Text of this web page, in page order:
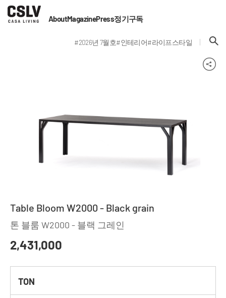
AboutMagazinePress정기구독
#2026년 7월호#인테리어#라이프스타일
Table Bloom W2000 - Black grain
톤 블룸 W2000 - 블랙 그레인
2,431,000
TON